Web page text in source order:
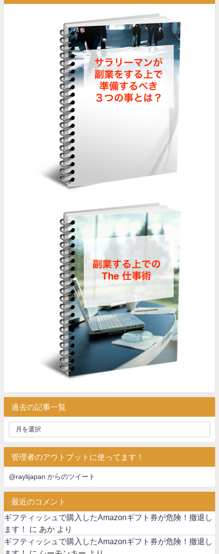
過去の記事一覧
管理者のアウトプットに使ってます！
@raylijapan からのツイート
最近のコメント
ギフティッシュで購入したAmazonギフト券が危険！撤退し
ます！
に あか より
ギフティッシュで購入したAmazonギフト券が危険！撤退し